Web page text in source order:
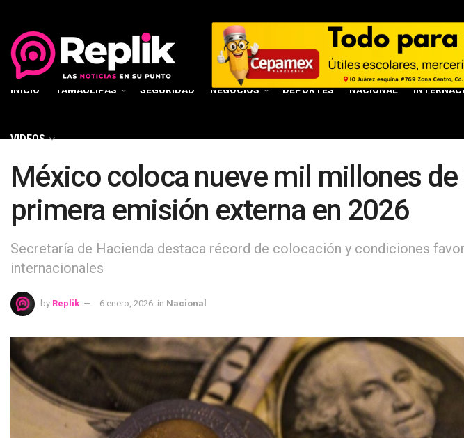
INICIO TAMAULIPAS SEGURIDAD NEGOCIOS DEPORTES NACIONAL
VIDEOS
México coloca nueve mil millones de
primera emisión externa en 2026
Secretaría de Hacienda destaca récord de colocación y condiciones
internacionales
by Replik 6 enero, 2026 in Nacional